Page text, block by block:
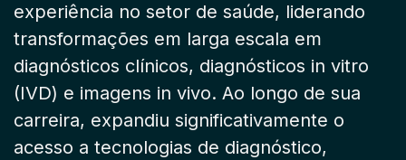
experiência no setor de saúde, liderando
transformações em larga escala em
diagnósticos clínicos, diagnósticos in vitro
(IVD) e imagens in vivo. Ao longo de sua
carreira, expandiu significativamente o
acesso a tecnologias de diagnóstico,